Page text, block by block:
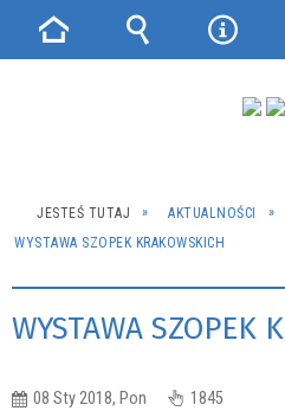
JESTEŚ TUTAJ AKTUALNOŚCI
WYSTAWA SZOPEK KRAKOWSKICH
WYSTAWA SZOPEK
08 Sty 2018, Pon 1845
Strona Wyszukiwarka